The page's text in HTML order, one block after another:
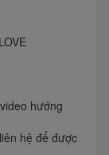
hướng
hệ để được